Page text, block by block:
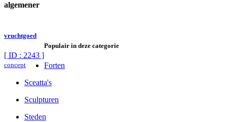
algemener
vruchtgoed
[ ID : 2243 ]
concept
Populair in deze categorie
Forten
Sceatta's
Sculpturen
Steden